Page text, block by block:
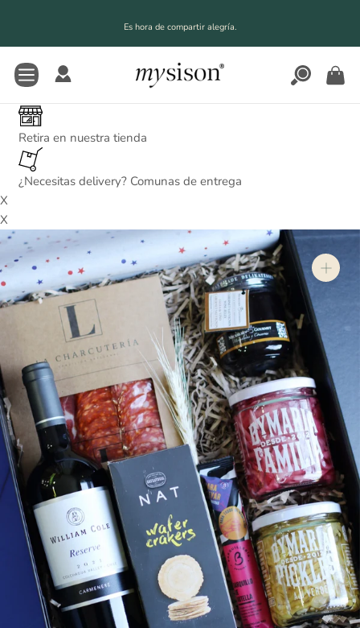
contenido
Es hora de compartir alegría.
Retira en nuestra tienda
¿Necesitas delivery? Comunas de entrega
X
X